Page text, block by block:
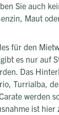
Sie auch
Maut
für den
es nur auf
Das
Turrialba,
werden
ist hier